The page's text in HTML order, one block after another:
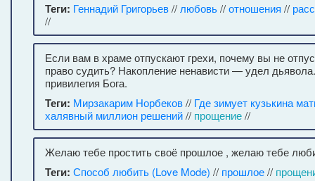
Теги: Геннадий Григорьев// любовь//отношения //
//
Если вам в храме отпускают грехи, почему вы не
право судить? Накопление ненависти — удел
привилегия Бога.
Теги: Мирзакарим Норбеков// Где зимует кузькина
халявный миллион решений// прощение//
Желаю тебе простить своё прошлое , желаю тебе
Теги: Способ любить (Love Mode) // прошлое//